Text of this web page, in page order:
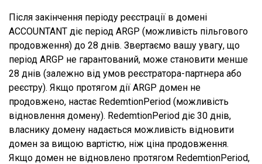
Після закінчення періоду реєстрації в домені
ACCOUNTANT діє період ARGP (можливість пільгового
продовження) до 28 днів. Звертаємо вашу увагу, що
період ARGP не гарантований, може становити менше
28 днів (залежно від умов реєстратора-партнера або
реєстру). Якщо протягом дії ARGP домен не
продовжено, настає RedemtionPeriod (можливість
відновлення домену). RedemtionPeriod діє 30 днів,
власнику домену надається можливість відновити
домен за вищою вартістю, ніж ціна продовження.
Якщо домен не відновлено протягом RedemtionPeriod,